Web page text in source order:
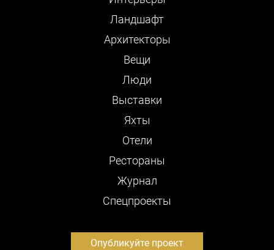
Ландшафт
Архитекторы
Вещи
Люди
Выставки
Яхты
Отели
Рестораны
Журнал
Cпецпроекты
Опубликуйте проект